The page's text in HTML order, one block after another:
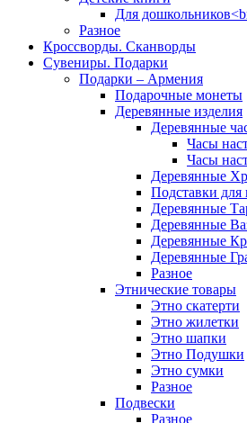
Для
Разное
Кроссворды. Сканворды
Сувениры. Подарки
Подарки – Армения
Подарочные монеты
Деревянные изделия
Деревянные
Часы
Часы
Деревянные
Подставки для
Деревянные
Деревянные
Деревянные
Деревянные
Разное
Этнические товары
Этно скатерти
Этно жилетки
Этно шапки
Этно Подушки
Этно сумки
Разное
Подвески
Разное